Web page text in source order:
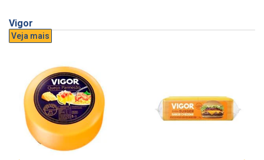
Vigor
Veja mais